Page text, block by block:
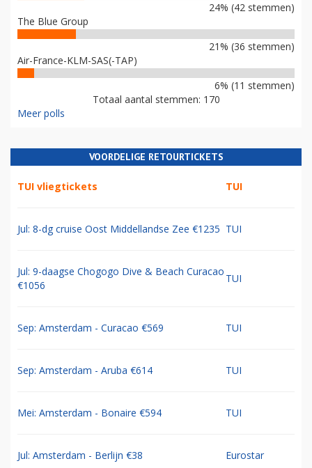
24% (42 stemmen)
The Blue Group
21% (36 stemmen)
Air-France-KLM-SAS(-TAP)
6% (11 stemmen)
Totaal aantal stemmen: 170
Meer polls
VOORDELIGE RETOURTICKETS
TUI vliegtickets TUI
Jul: 8-dg cruise Oost Middellandse Zee €1235 TUI
Jul: 9-daagse Chogogo Dive & Beach Curacao
€1056
TUI
Sep: Amsterdam - Curacao €569 TUI
Sep: Amsterdam - Aruba €614 TUI
Mei: Amsterdam - Bonaire €594 TUI
Jul: Amsterdam - Berlijn €38 Eurostar